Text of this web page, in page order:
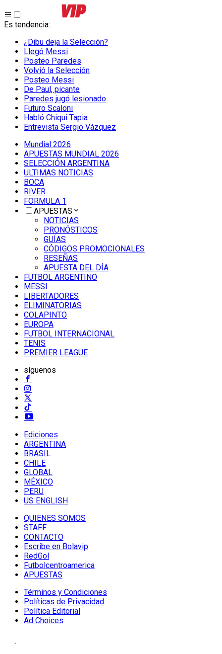
Es tendencia:
¿Dibu deja la Selección?
Llegó Messi
Posteo Paredes
Volvió la Selección
Posteo Messi
De Paul, picante
Paredes jugó lesionado
Futuro Scaloni
Habló Chiqui Tapia
Entrevista Sergio Vázquez
Mundial 2026
APUESTAS MUNDIAL 2026
SELECCIÓN ARGENTINA
ULTIMAS NOTICIAS
BOCA
RIVER
FORMULA 1
APUESTAS
NOTICIAS
PRONÓSTICOS
GUÍAS
CÓDIGOS PROMOCIONALES
RESEÑAS
APUESTA DEL DÍA
FUTBOL ARGENTINO
MESSI
LIBERTADORES
ELIMINATORIAS
COLAPINTO
EUROPA
FUTBOL INTERNACIONAL
TENIS
PREMIER LEAGUE
síguenos
Ediciones
ARGENTINA
BRASIL
CHILE
GLOBAL
MÉXICO
PERU
US ENGLISH
QUIENES SOMOS
STAFF
CONTACTO
Escribe en Bolavip
RedGol
Futbolcentroamerica
APUESTAS
Términos y Condiciones
Políticas de Privacidad
Política Editorial
Ad Choices